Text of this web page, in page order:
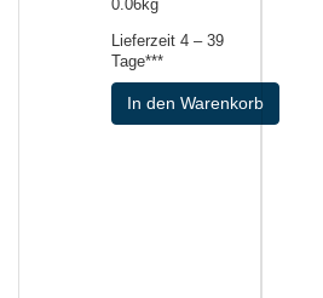
0.06kg
Lieferzeit 4 – 39
Tage***
In den Warenkorb